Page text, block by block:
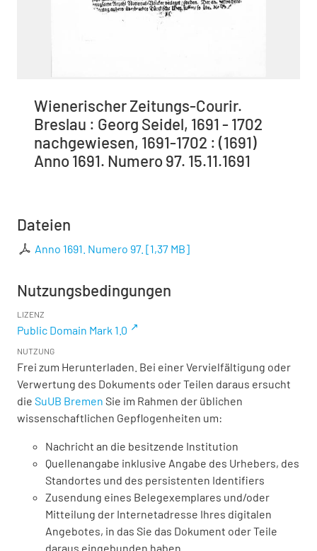
Wienerischer Zeitungs-Courir.
Breslau : Georg Seidel, 1691 - 1702
nachgewiesen, 1691-1702 : (1691)
Anno 1691. Numero 97. 15.11.1691
Dateien
Anno 1691. Numero 97. [1,37 MB]
Nutzungsbedingungen
LIZENZ
Public Domain Mark 1.0
NUTZUNG
Frei zum Herunterladen. Bei einer Vervielfältigung oder
Verwertung des Dokuments oder Teilen daraus ersucht
die SuUB Bremen Sie im Rahmen der üblichen
wissenschaftlichen Gepflogenheiten um:
Nachricht an die besitzende Institution
Quellenangabe inklusive Angabe des Urhebers, des
Standortes und des persistenten Identifiers
Zusendung eines Belegexemplares und/oder
Mitteilung der Internetadresse Ihres digitalen
Angebotes, in das Sie das Dokument oder Teile
daraus eingebunden haben